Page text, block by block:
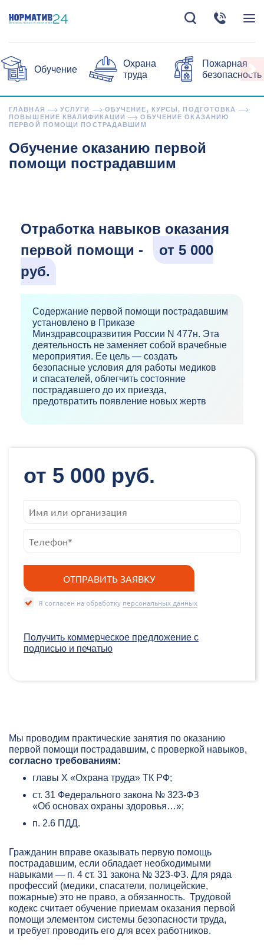
Обучение
Охрана
труда
Пожарная
безопасность
ГЛАВНАЯ УСЛУГИ
ОБУЧЕНИЕ, КУРСЫ, ПОДГОТОВКА
ПОВЫШЕНИЕ КВАЛИФИКАЦИИ
ОБУЧЕНИЕ ОКАЗАНИЮ
ПЕРВОЙ ПОМОЩИ ПОСТРАДАВШИМ
Обучение оказанию первой
помощи пострадавшим
Отработка навыков оказания
первой помощи -
от 5 000
руб.
Содержание первой помощи пострадавшим
установлено в Приказе
Минздравсоцразвития России N 477н. Эта
деятельность не заменяет собой врачебные
мероприятия. Ее цель — создать
безопасные условия для работы медиков
и спасателей, облегчить состояние
пострадавшего до их приезда,
предотвратить появление новых жертв
Мы проводим практические занятия по оказанию
первой помощи пострадавшим, с проверкой навыков,
согласно требованиям:
главы Х «Охрана труда» ТК РФ;
ст. 31 Федерального закона № 323-ФЗ
«Об основах охраны здоровья…»;
п. 2.6 ПДД.
Гражданин вправе оказывать первую помощь
пострадавшим, если обладает необходимыми
навыками — п. 4 ст. 31 закона № 323-ФЗ. Для ряда
профессий (медики, спасатели, полицейские,
пожарные) это не право, а обязанность. Трудовой
кодекс считает обучение приемам оказания первой
помощи элементом системы безопасности труда,
и требует проводить его для всех работников.
от 5 000 руб.
Я согласен на обработку персональных данных
Получить коммерческое предложение c
подписью и печатью